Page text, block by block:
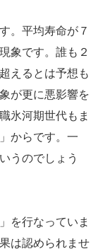
。平均寿命が７
象です。誰も２
えるとは予想も
が更に悪影響を
氷河期世代もま
からです。一
うのでしょう
を行なっていま
は認められませ